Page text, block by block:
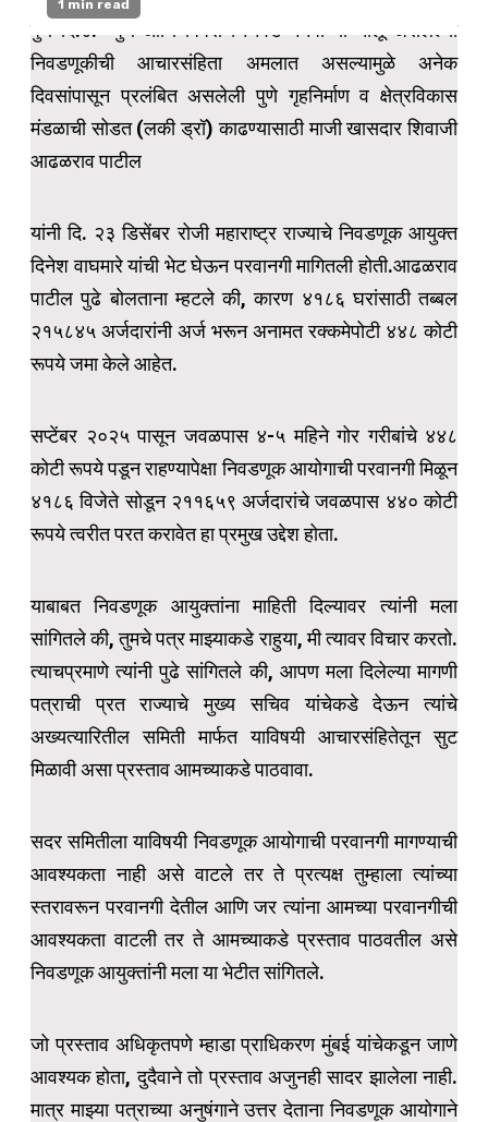
1 min read
पुणे दि.४:- पुणे आणि पिंपरी चिंचवड मनपाच्या चालू असलेल्या
निवडणूकीची आचारसंहिता अमलात असल्यामुळे अनेक
दिवसांपासून प्रलंबित असलेली पुणे गृहनिर्माण व क्षेत्रविकास
मंडळाची सोडत (लकी ड्रॉ) काढण्यासाठी माजी खासदार शिवाजी
आढळराव पाटील
यांनी दि. २३ डिसेंबर रोजी महाराष्ट्र राज्याचे निवडणूक आयुक्त
दिनेश वाघमारे यांची भेट घेऊन परवानगी मागितली होती.आढळराव
पाटील पुढे बोलताना म्हटले की, कारण ४१८६ घरांसाठी तब्बल
२१५८४५ अर्जदारांनी अर्ज भरून अनामत रक्कमेपोटी ४४८ कोटी
रूपये जमा केले आहेत.
सप्टेंबर २०२५ पासून जवळपास ४-५ महिने गोर गरीबांचे ४४८
कोटी रूपये पडून राहण्यापेक्षा निवडणूक आयोगाची परवानगी मिळून
४१८६ विजेते सोडून २११६५९ अर्जदारांचे जवळपास ४४० कोटी
रूपये त्वरीत परत करावेत हा प्रमुख उद्देश होता.
याबाबत निवडणूक आयुक्तांना माहिती दिल्यावर त्यांनी मला
सांगितले की, तुमचे पत्र माझ्याकडे राहुया, मी त्यावर विचार करतो.
त्याचप्रमाणे त्यांनी पुढे सांगितले की, आपण मला दिलेल्या मागणी
पत्राची प्रत राज्याचे मुख्य सचिव यांचेकडे देऊन त्यांचे
अख्यत्यारितील समिती मार्फत याविषयी आचारसंहितेतून सुट
मिळावी असा प्रस्ताव आमच्याकडे पाठवावा.
सदर समितीला याविषयी निवडणूक आयोगाची परवानगी मागण्याची
आवश्यकता नाही असे वाटले तर ते प्रत्यक्ष तुम्हाला त्यांच्या
स्तरावरून परवानगी देतील आणि जर त्यांना आमच्या परवानगीची
आवश्यकता वाटली तर ते आमच्याकडे प्रस्ताव पाठवतील असे
निवडणूक आयुक्तांनी मला या भेटीत सांगितले.
जो प्रस्ताव अधिकृतपणे म्हाडा प्राधिकरण मुंबई यांचेकडून जाणे
आवश्यक होता, दुदैवाने तो प्रस्ताव अजुनही सादर झालेला नाही.
मात्र माझ्या पत्राच्या अनुषंगाने उत्तर देताना निवडणूक आयोगाने